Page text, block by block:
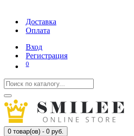
Доставка
Оплата
Вход
Регистрация
0
0 товар(ов) - 0 руб.